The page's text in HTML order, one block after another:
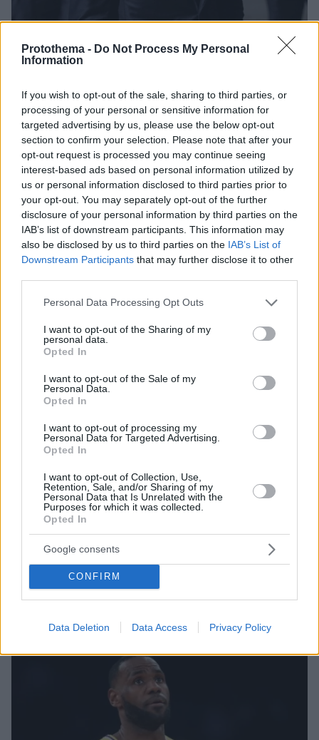
Protothema - Do Not Process My Personal
Information
If you wish to opt-out of the sale, sharing to third parties, or
processing of your personal or sensitive information for
targeted advertising by us, please use the below opt-out
section to confirm your selection. Please note that after your
opt-out request is processed you may continue seeing
interest-based ads based on personal information utilized by
us or personal information disclosed to third parties prior to
your opt-out. You may separately opt-out of the further
disclosure of your personal information by third parties on the
IAB’s list of downstream participants. This information may
also be disclosed by us to third parties on the IAB’s List of
Downstream Participants that may further disclose it to other
Please note that this website/app uses one or more Google
not limited to your visit or usage behaviour. You may click to
grant or deny consent to Google and its third-party tags to
use your data for below specified purposes in below Google
consent section.
Personal Data Processing Opt Outs
I want to opt-out of the Sharing of my
personal data.
Opted In
I want to opt-out of the Sale of my
Personal Data.
Opted In
I want to opt-out of processing my
Personal Data for Targeted Advertising.
Opted In
I want to opt-out of Collection, Use,
Retention, Sale, and/or Sharing of my
Personal Data that Is Unrelated with the
Purposes for which it was collected.
Opted In
Google consents
CONFIRM
Data Deletion Data Access Privacy Policy
διαφορετικό ρόλο
Ο Γερμανός παλαίμαχος άσος έγινε μέτοχος της
εταιρείας ατζέντηδων που τον εκπροσωπούσε ως
παίκτη
19.03.2025, 21:19
Έφυγε από τη ζωή ο ατζέντης Γιώργος Δημητρόπουλος
που οδήγησε τον Γιάννη Αντετοκούνμπο στο NBA
Ο διάσημος ατζέντης αντιμετώπιζε σοβαρό πρόβλημα
υγείας και έχασε τη μάχη για τη ζωή σε ηλικία μόλις
50 ετών - Συλλυπητήριες ανακοινώσεις από
Ολυμπιακό και Παναθηναϊκό
16.08.2022, 19:07